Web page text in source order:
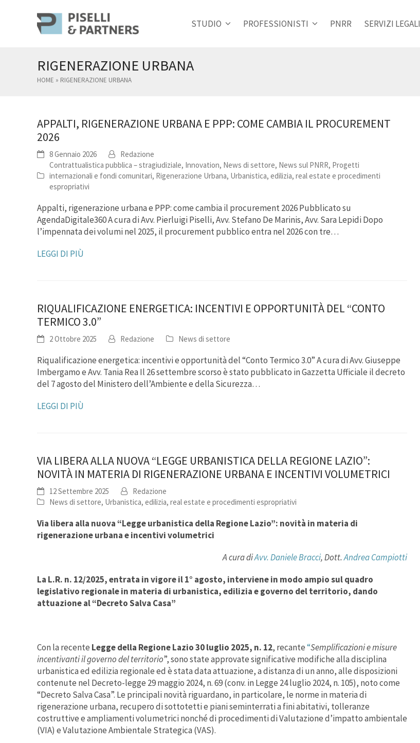
STUDIO PROFESSIONISTI PNRR SERVIZI LEGALI
RIGENERAZIONE URBANA
HOME » RIGENERAZIONE URBANA
APPALTI, RIGENERAZIONE URBANA E PPP: COME CAMBIA IL PROCUREMENT
2026
8 Gennaio 2026
Redazione
Contrattualistica pubblica – stragiudiziale, Innovation, News di settore, News sul PNRR, Progetti
internazionali e fondi comunitari, Rigenerazione Urbana, Urbanistica, edilizia, real estate e procedimenti
espropriativi
Appalti, rigenerazione urbana e PPP: come cambia il procurement 2026 Pubblicato su
AgendaDigitale360 A cura di Avv. Pierluigi Piselli, Avv. Stefano De Marinis, Avv. Sara Lepidi Dopo
l’impennata dei volumi nel 2025, il procurement pubblico entra nel 2026 con tre…
LEGGI DI PIÙ
RIQUALIFICAZIONE ENERGETICA: INCENTIVI E OPPORTUNITÀ DEL “CONTO
TERMICO 3.0”
2 Ottobre 2025 Redazione News di settore
Riqualificazione energetica: incentivi e opportunità del “Conto Termico 3.0” A cura di Avv. Giuseppe
Imbergamo e Avv. Tania Rea Il 26 settembre scorso è stato pubblicato in Gazzetta Ufficiale il decreto
del 7 agosto del Ministero dell’Ambiente e della Sicurezza…
LEGGI DI PIÙ
VIA LIBERA ALLA NUOVA “LEGGE URBANISTICA DELLA REGIONE LAZIO”:
NOVITÀ IN MATERIA DI RIGENERAZIONE URBANA E INCENTIVI VOLUMETRICI
12 Settembre 2025
Redazione
News di settore, Urbanistica, edilizia, real estate e procedimenti espropriativi
Via libera alla nuova “Legge urbanistica della Regione Lazio”: novità in materia di
rigenerazione urbana e incentivi volumetrici
A cura diAvv. Daniele Bracci, Dott.Andrea Campiotti
La L.R. n. 12/2025, entrata in vigore il 1° agosto, interviene in modo ampio sul quadro
legislativo regionale in materia di urbanistica, edilizia e governo del territorio, dando
attuazione al “Decreto Salva Casa”
Con la recente Legge della Regione Lazio 30 luglio 2025, n. 12, recante“Semplificazioni e misure
incentivanti il governo del territorio”, sono state approvate significative modifiche alla disciplina
urbanistica ed edilizia regionale ed è stata data attuazione, a distanza di un anno, alle disposizioni
contenute nel Decreto-legge 29 maggio 2024, n. 69 (conv. in Legge 24 luglio 2024, n. 105), noto come
“Decreto Salva Casa”. Le principali novità riguardano, in particolare, le norme in materia di
rigenerazione urbana, recupero di sottotetti e piani seminterrati a fini abitativi, tolleranze
costruttive e ampliamenti volumetrici nonché di procedimenti di Valutazione d’impatto ambientale
(VIA) e Valutazione Ambientale Strategica (VAS).